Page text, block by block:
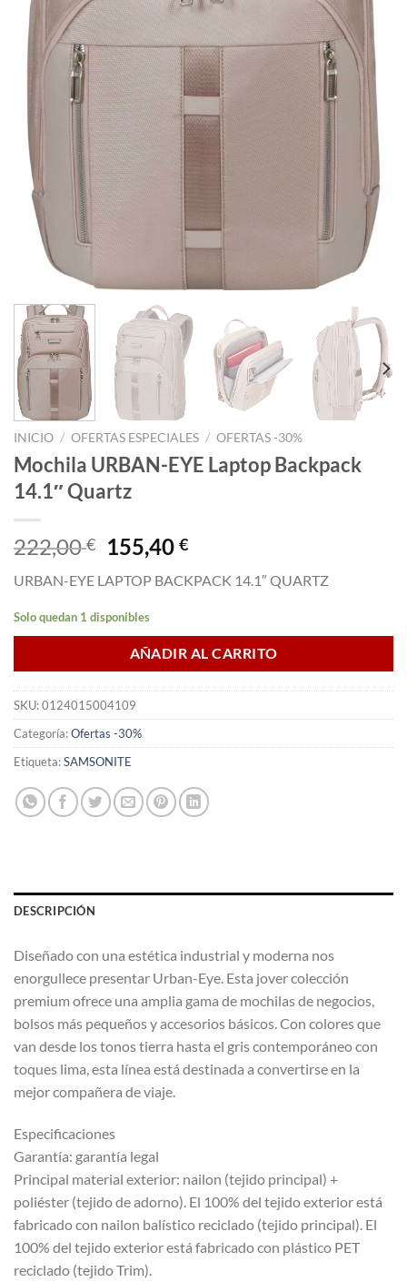
INICIO / OFERTAS ESPECIALES / OFERTAS -30%
Mochila URBAN-EYE Laptop Backpack
14.1″ Quartz
222,00€
El
precio
original
era:
222,00 €.
155,40€El
actual
155,40 €.
URBAN-EYE LAPTOP BACKPACK 14.1″ QUARTZ
Solo quedan 1 disponibles
AÑADIR AL CARRITO
SKU:0124015004109
Categoría:Ofertas -30%
Etiqueta:SAMSONITE
DESCRIPCIÓN
Diseñado con una estética industrial y moderna nos
enorgullece presentar Urban-Eye. Esta jover colección
premium ofrece una amplia gama de mochilas de negocios,
bolsos más pequeños y accesorios básicos. Con colores que
van desde los tonos tierra hasta el gris contemporáneo con
toques lima, esta línea está destinada a convertirse en la
mejor compañera de viaje.
Especificaciones
Garantía: garantía legal
Principal material exterior: nailon (tejido principal) +
poliéster (tejido de adorno). El 100% del tejido exterior está
fabricado con nailon balístico reciclado (tejido principal). El
100% del tejido exterior está fabricado con plástico PET
reciclado (tejido Trim).